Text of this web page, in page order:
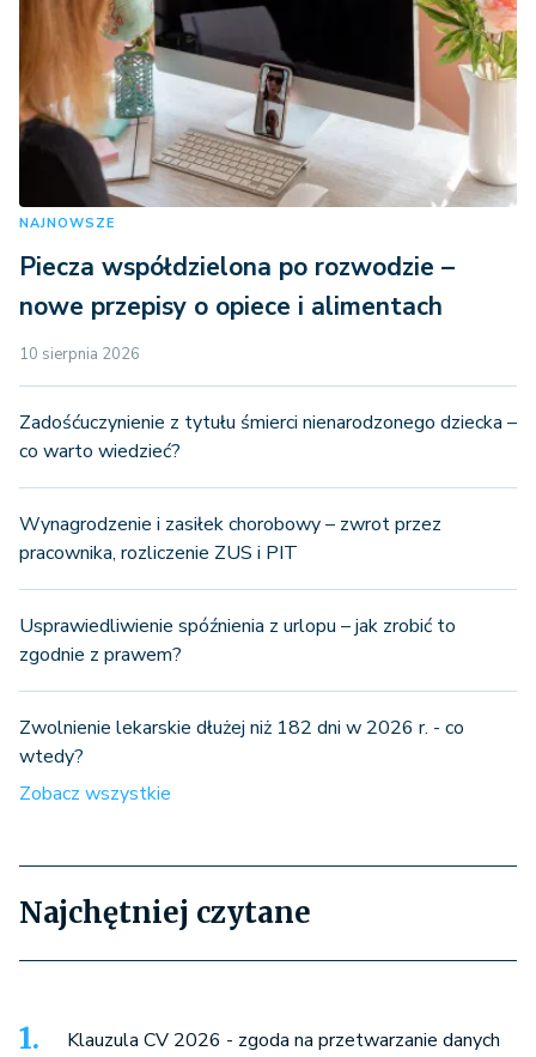
NAJNOWSZE
Piecza współdzielona po rozwodzie –
nowe przepisy o opiece i alimentach
10 sierpnia 2026
Zadośćuczynienie z tytułu śmierci nienarodzonego dziecka –
co warto wiedzieć?
Wynagrodzenie i zasiłek chorobowy – zwrot przez
pracownika, rozliczenie ZUS i PIT
Usprawiedliwienie spóźnienia z urlopu – jak zrobić to
zgodnie z prawem?
Zwolnienie lekarskie dłużej niż 182 dni w 2026 r. - co
wtedy?
Zobacz wszystkie
Najchętniej czytane
Klauzula CV 2026 - zgoda na przetwarzanie danych